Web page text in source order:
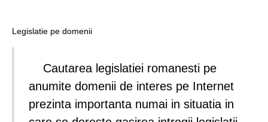
Legislatie pe domenii
Cautarea legislatiei romanesti pe
anumite domenii de interes pe Internet
prezinta importanta numai in situatia in